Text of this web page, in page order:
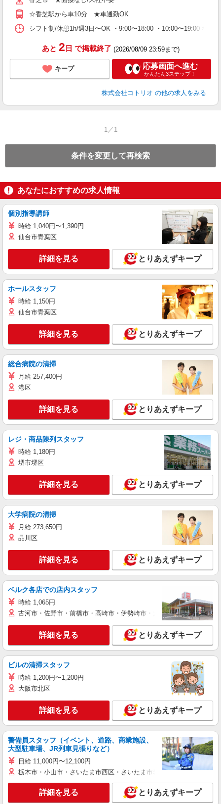
☆香芝駅から車10分 ★車通勤OK
シフト制/休憩1h/週3日〜OK ・9:00〜18:00 ・10:00〜19:00 など
あと 2 日 で掲載終了 (2026/08/09 23:59まで)
キープ 応募画面へ進む
かんたん3ステップ！
株式会社コトリオ の他の求人をみる
1／1
条件を変更して再検索
あなたにおすすめの求人情報
個別指導講師
時給 1,040円〜1,390円
仙台市青葉区
詳細を見る とりあえずキープ
ホールスタッフ
時給 1,150円
仙台市青葉区
詳細を見る とりあえずキープ
総合病院の清掃
月給 257,400円
港区
詳細を見る とりあえずキープ
レジ・商品陳列スタッフ
時給 1,180円
堺市堺区
詳細を見る とりあえずキープ
大学病院の清掃
月給 273,650円
品川区
詳細を見る とりあえずキープ
ベルク各店での店内スタッフ
時給 1,065円
古河市・佐野市・前橋市・高崎市・伊勢崎市・太田市・館林市・藤
詳細を見る とりあえずキープ
ビルの清掃スタッフ
時給 1,200円〜1,200円
大阪市北区
詳細を見る とりあえずキープ
警備員スタッフ（イベント、道路、商業施設、
大型駐車場、JR列車見張りなど）
日給 11,000円〜12,100円
栃木市・小山市・さいたま市西区・さいたま市岩槻区・久喜市・蓮田
詳細を見る とりあえずキープ